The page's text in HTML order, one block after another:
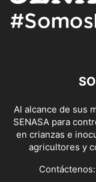
Al alcance de sus
SENASA para
en crianzas e
agricultores y
Contáctenos: